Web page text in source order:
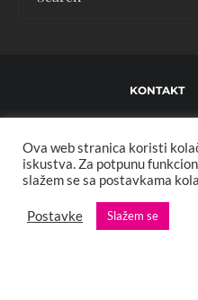
KONTAKT
Copyright © 2013 - 2025 FBL
Ova web stranica koristi
iskustva. Za potpunu
slažem se sa postavkama
Postavke Slažem se